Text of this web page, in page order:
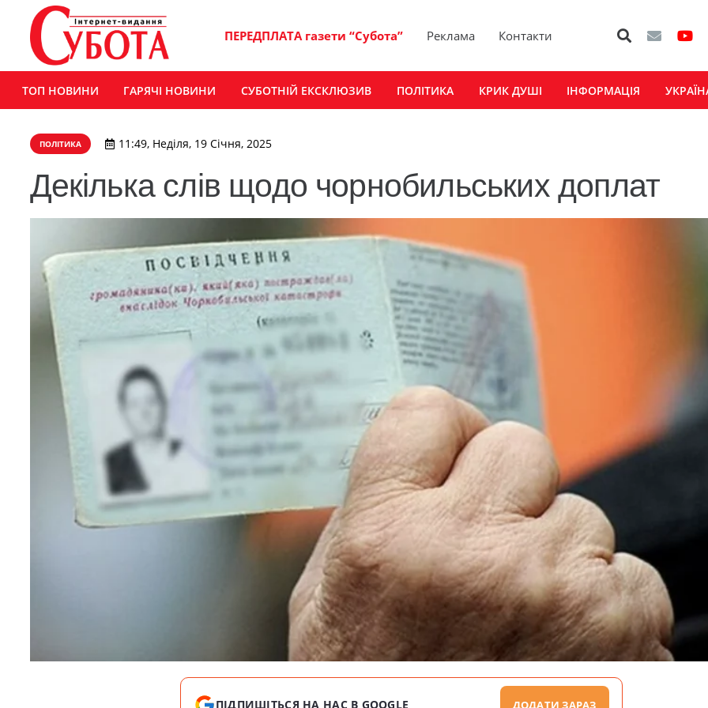
ПЕРЕДПЛАТА газети “Субота” Реклама Контакти
ТОП НОВИНИ ГАРЯЧІ НОВИНИ СУБОТНІЙ ЕКСКЛЮЗИВ ПОЛІТИКА КРИК ДУШІ ІНФОРМАЦІЯ
ПОЛІТИКА 11:49, Неділя, 19 Січня, 2025
Декілька слів щодо чорнобильських доплат
ПІДПИШІТЬСЯ НА НАС В GOOGLE ДОДАТИ ЗАРАЗ